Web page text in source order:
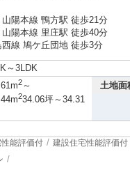
山陽本線 鴨方駅 徒歩21分
山陽本線 里庄駅 徒歩40分
西線 鳩ケ丘団地 徒歩3分
～3LDK
2～
234.06坪～34.31
土地面
能評価付 建設住宅性能評価付